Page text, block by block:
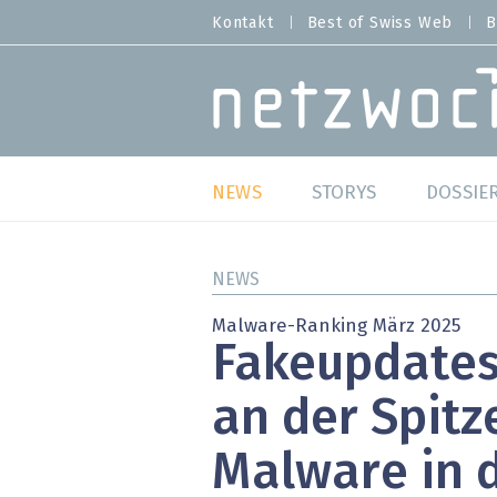
zum
MENU
Kontakt Best of Swiss Web
MAIN NAVIGATION
NEWS
Studien
Meinungen
Hands-on
STORYS
Best
SAP
NEWS
Malware-Ranking März 2025
an der
Malware in